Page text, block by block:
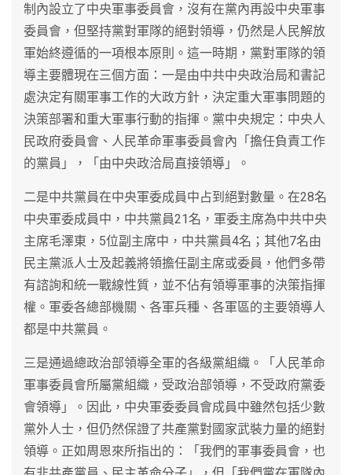
制內設立了中央軍事委員會，沒有在黨內再設中央軍事
委員會，但堅持黨對軍隊的絕對領導，仍然是人民解放
軍始終遵循的一項根本原則。這一時期，黨對軍隊的領
導主要體現在三個方面：一是由中共中央政治局和書記
處決定有關軍事工作的大政方針，決定重大軍事問題的
決策部署和重大軍事行動的指揮。黨中央規定：中央人
民政府委員會、人民革命軍事委員會內「擔任負責工作
的黨員」，「由中央政洽局直接領導」。
二是中共黨員在中央軍委成員中占到絕對數量。在28名
中央軍委成員中，中共黨員21名，軍委主席為中共中央
主席毛澤東，5位副主席中，中共黨員4名；其他7名由
民主黨派人士及起義將領擔任副主席或委員，他們多帶
有諮詢和統一戰線性質，並不佔有領導軍事的決策指揮
權。軍委各總部機關、各軍兵種、各軍區的主要領導人
都是中共黨員。
三是通過總政治部領導全軍的各級黨組織。「人民革命
軍事委員會所屬黨組織，受政治部領導，不受政府黨委
會領導」。因此，中央軍委委員會成員中雖然包括少數
黨外人士，但仍然保證了共產黨對國家武裝力量的絕對
領導。正如周恩來所指出的：「我們的軍事委員會，也